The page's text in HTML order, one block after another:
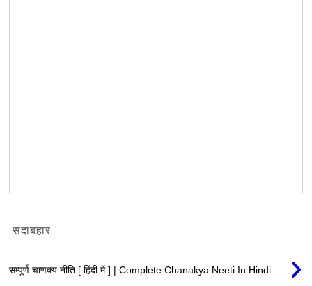
सदाबहार
सम्पूर्ण चाणक्य नीति [ हिंदी में ] | Complete Chanakya Neeti In Hindi